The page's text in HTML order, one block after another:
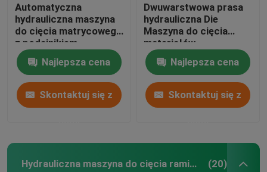
Automatyczna
hydrauliczna maszyna
do cięcia matrycowego
z podajnikiem
jednostronnym do
pianki EVA / pianki
Najlepsza cena
Skontaktuj się z
Dwuwarstwowa prasa
hydrauliczna Die
Maszyna do cięcia
materiałów
szerokostopowych /
wielowarstwowych
Najlepsza cena
Skontaktuj się z
Hydrauliczna maszyna do cięcia ramion wahadłowych (20)